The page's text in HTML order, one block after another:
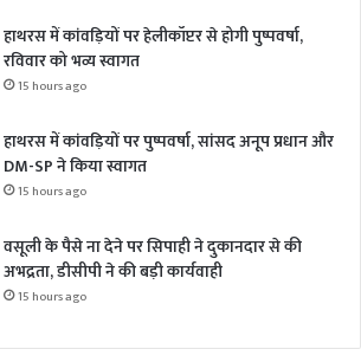
हाथरस में कांवड़ियों पर हेलीकॉप्टर से होगी पुष्पवर्षा,
रविवार को भव्य स्वागत
15 hours ago
हाथरस में कांवड़ियों पर पुष्पवर्षा, सांसद अनूप प्रधान और
DM-SP ने किया स्वागत
15 hours ago
वसूली के पैसे ना देने पर सिपाही ने दुकानदार से की
अभद्रता, डीसीपी ने की बड़ी कार्यवाही
15 hours ago